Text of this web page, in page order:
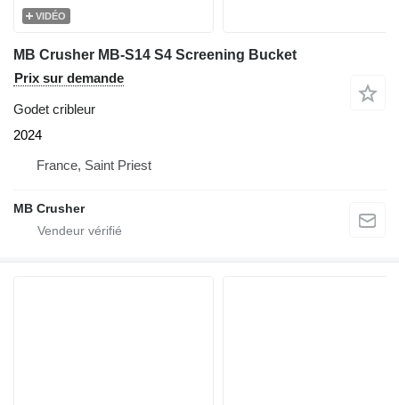
VIDÉO
MB Crusher MB-S14 S4 Screening Bucket
Prix sur demande
Godet cribleur
2024
France, Saint Priest
MB Crusher